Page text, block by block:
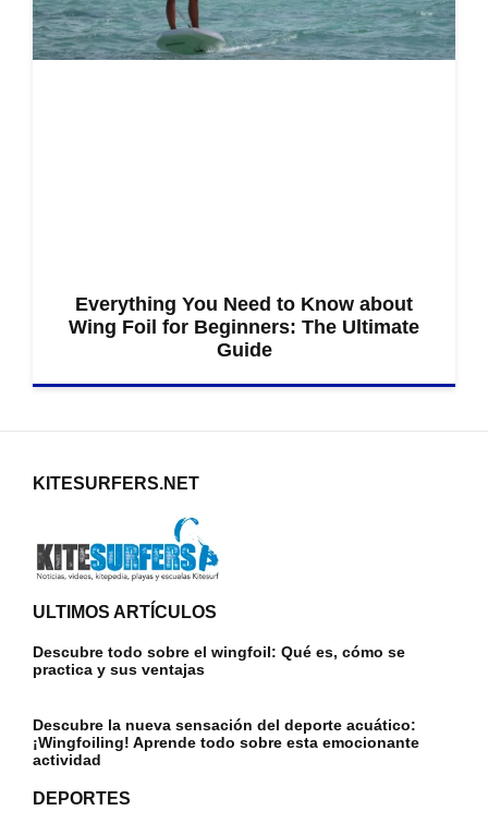
Everything You Need to Know about
Wing Foil for Beginners: The Ultimate
Guide
KITESURFERS.NET
ULTIMOS ARTÍCULOS
Descubre todo sobre el wingfoil: Qué es, cómo se
practica y sus ventajas
Descubre la nueva sensación del deporte acuático:
¡Wingfoiling! Aprende todo sobre esta emocionante
actividad
DEPORTES